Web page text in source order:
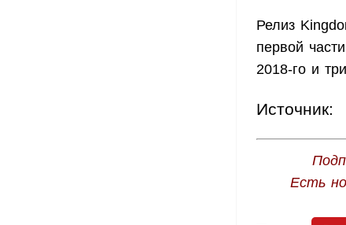
Релиз
первой
2018-го и
Источник:
Есть